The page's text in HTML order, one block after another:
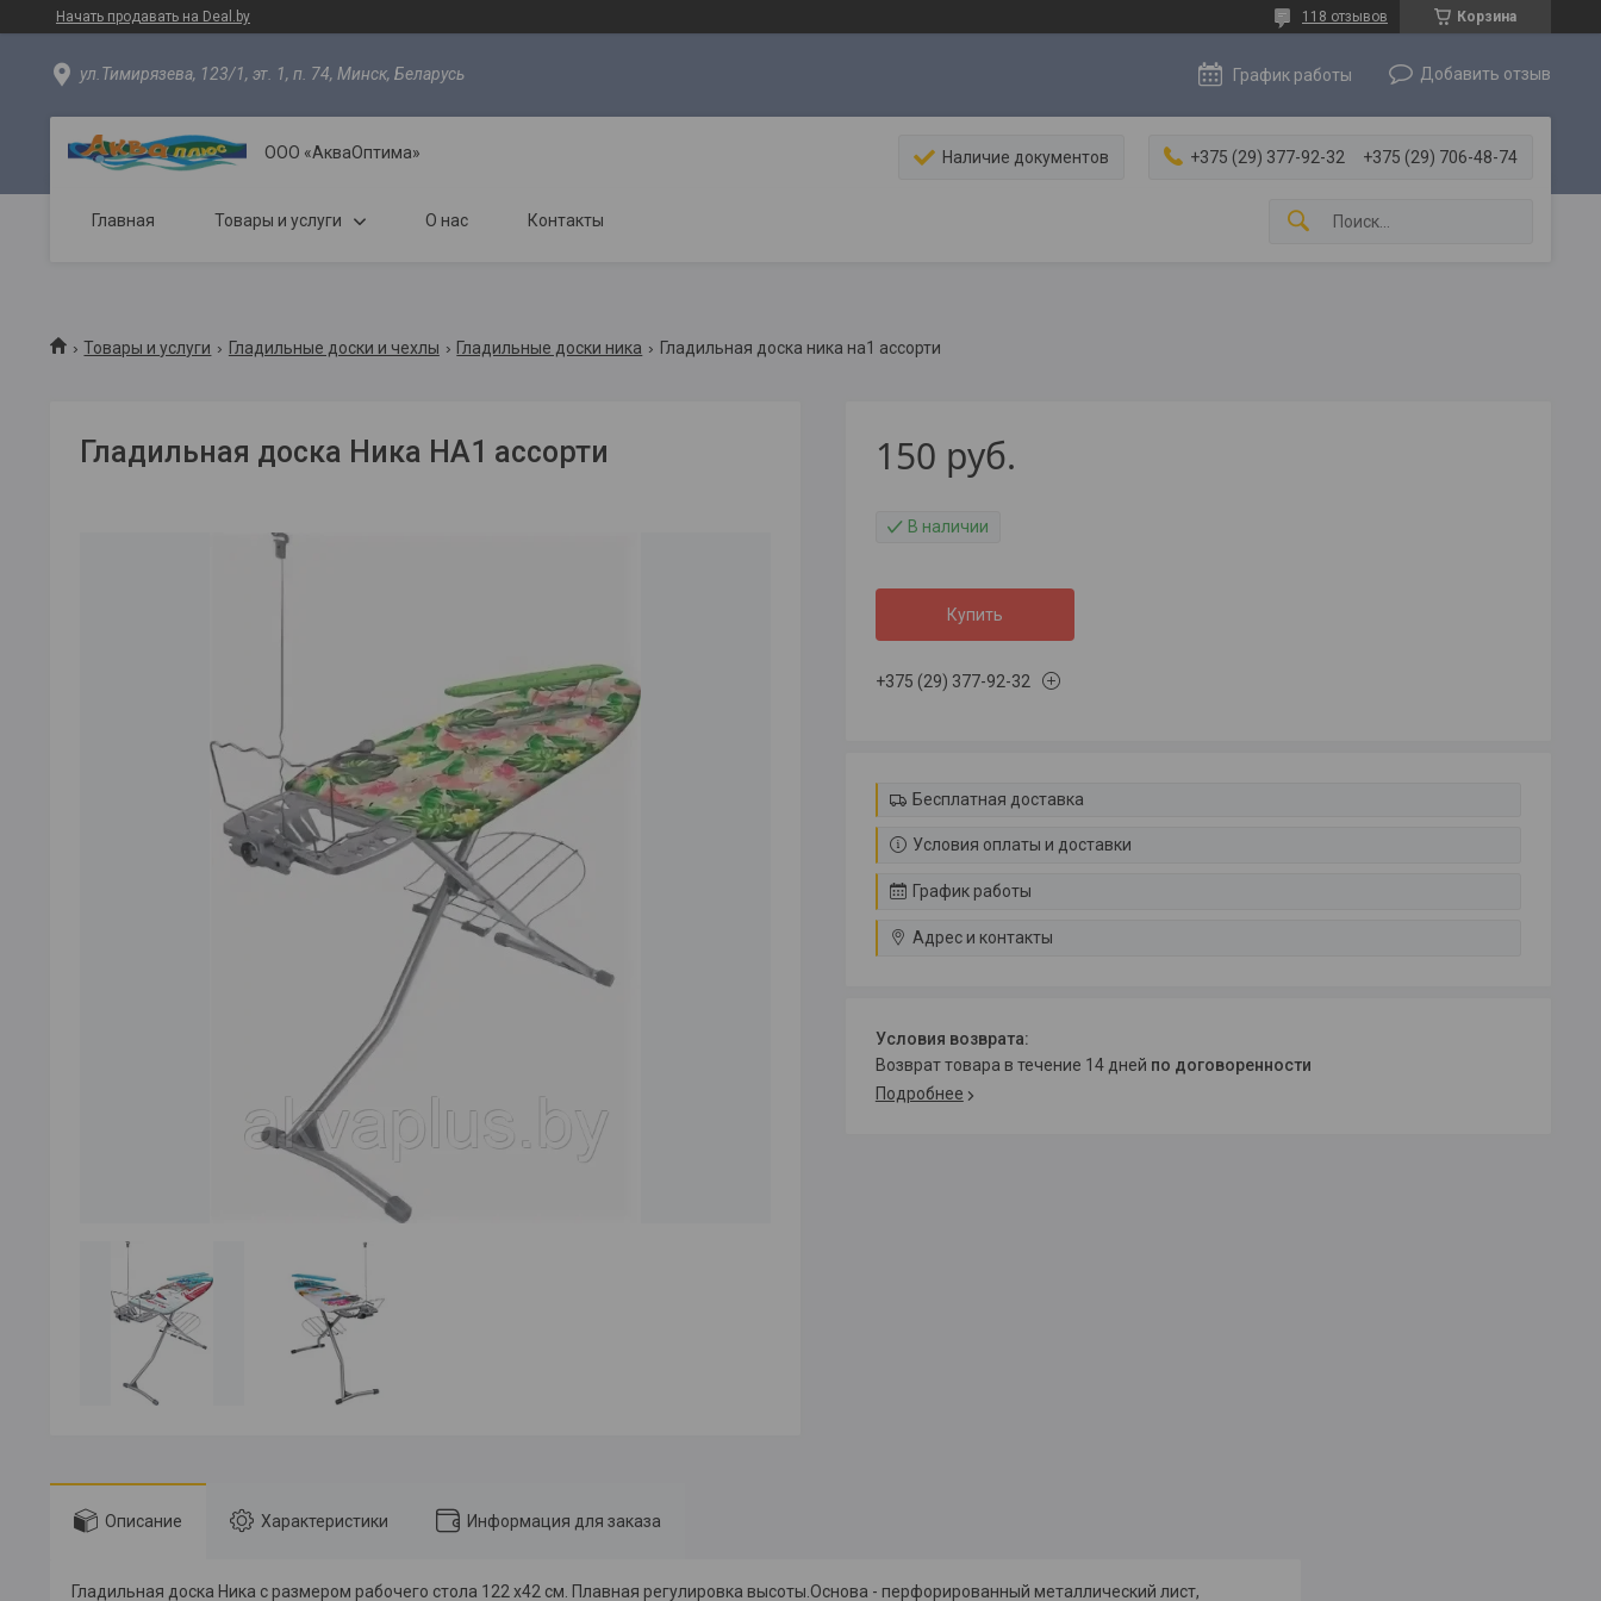
Начать продавать на Deal.by Корзина
118 отзывов
ул.Тимирязева, 123/1, эт. 1, п. 74, Минск, Беларусь График работы Добавить отзыв
ООО «АкваОптима» Наличие документов +375 (29) 377-92-32 +375 (29) 706-48-74
Главная Товары и услуги О нас Контакты
Товары и услуги Гладильные доски и чехлы Гладильные доски ника Гладильная доска ника на1 ассорти
Гладильная доска Ника НА1 ассорти 150 руб.
В наличии
Купить
+375 (29) 377-92-32
Бесплатная доставка
Условия оплаты и доставки
График работы
Адрес и контакты
возврат товара в течение 14 дней по договоренности
Подробнее
Описание Характеристики Информация для заказа
Гладильная доска Ника с размером рабочего стола 122 х42 см. Плавная регулировка высоты.Основа - перфорированный металлический лист,